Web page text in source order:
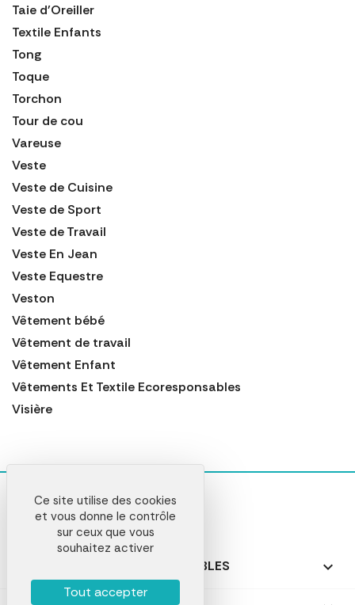
Taie d'Oreiller
Textile Enfants
Tong
Toque
Torchon
Tour de cou
Vareuse
Veste
Veste de Cuisine
Veste de Sport
Veste de Travail
Veste En Jean
Veste Equestre
Veston
Vêtement bébé
Vêtement de travail
Vêtement Enfant
Vêtements Et Textile Ecoresponsables
Visière
NOS PRODUITS PERSONNALISABLES 
Ce site utilise des cookies
et vous donne le contrôle
sur ceux que vous
souhaitez activer
Tout accepter